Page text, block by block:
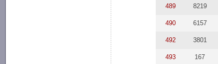
489 8219
490 6157
492 3801
493 167